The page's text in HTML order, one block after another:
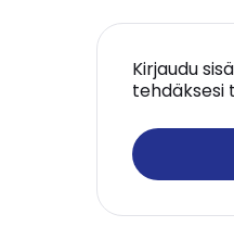
Kirjaudu
tehdäksesi